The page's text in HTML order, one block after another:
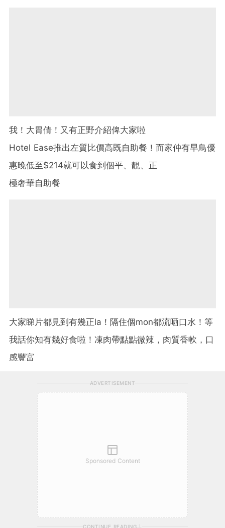
我！大胃倩！又有正野介紹俾大家啦
Hotel Ease推出左質比價高既自助餐！而家仲有早鳥優
惠晚低至$214就可以食到個平、靚、正
極奢華自助餐
大家睇片都見到有幾正la！隔住個mon都流哂口水！等
我話你知有幾好食啦！凍肉帶點點微辣，肉質香軟，口
感豐富
ADVERTISEMENT
Sponsored Content
CONTINUE READING